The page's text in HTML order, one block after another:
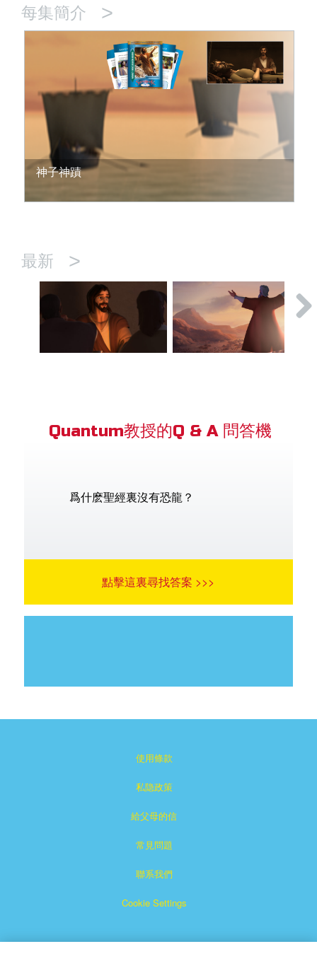
每集簡介 >
神子神蹟
最新 >
Quantum教授的Q & A 問答機
爲什麽聖經裏沒有恐龍？
點擊這裏尋找答案 >>>
使用條款
私隐政策
給父母的信
常見問題
聯系我們
Cookie Settings